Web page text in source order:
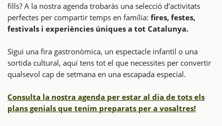
fills? A la nostra agenda trobaràs una selecció d'activitats
perfectes per compartir temps en família: fires, festes,
festivals i experiències úniques a tot Catalunya.
Sigui una fira gastronòmica, un espectacle infantil o una
sortida cultural, aquí tens tot el que necessites per convertir
qualsevol cap de setmana en una escapada especial.
Consulta la nostra agenda per estar al dia de tots els
plans genials que tenim preparats per a vosaltres!